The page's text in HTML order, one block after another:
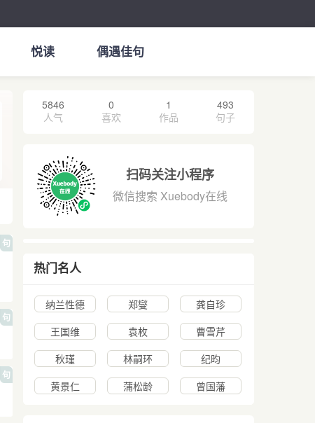
悦读 偶遇佳句
句
句
句
5846
人气
0
喜欢
1
作品
493
句子
扫码关注小程序
微信搜索 Xuebody在线
热门名人
纳兰性德 郑燮
龚自珍
王国维
袁枚
曹雪芹
秋瑾
林嗣环
纪昀
黄景仁
蒲松龄 曾国藩